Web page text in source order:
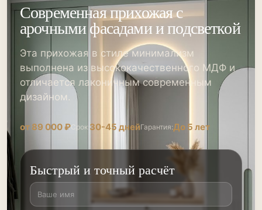
Современная прихожая с
арочными фасадами и подсветкой
Эта прихожая в стиле минимализм
выполнена из высококачественного МДФ и
отличается лаконичным современным
дизайном.
от 89 000 ₽Срок: 30-45 днейГарантия:До 5 лет
Быстрый и точный расчёт